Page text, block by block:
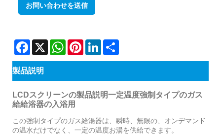
お問い合わせを送信
Facebook
X WhatsAppPinterestLinkedIn
製品説明
LCDスクリーンの製品説明一定温度強制タイプのガス
給給浴器の入浴用
この強制タイプのガス給湯器は、瞬時、無限の、オンデマンド
の温水だけでなく、一定の温度お湯を供給できます。